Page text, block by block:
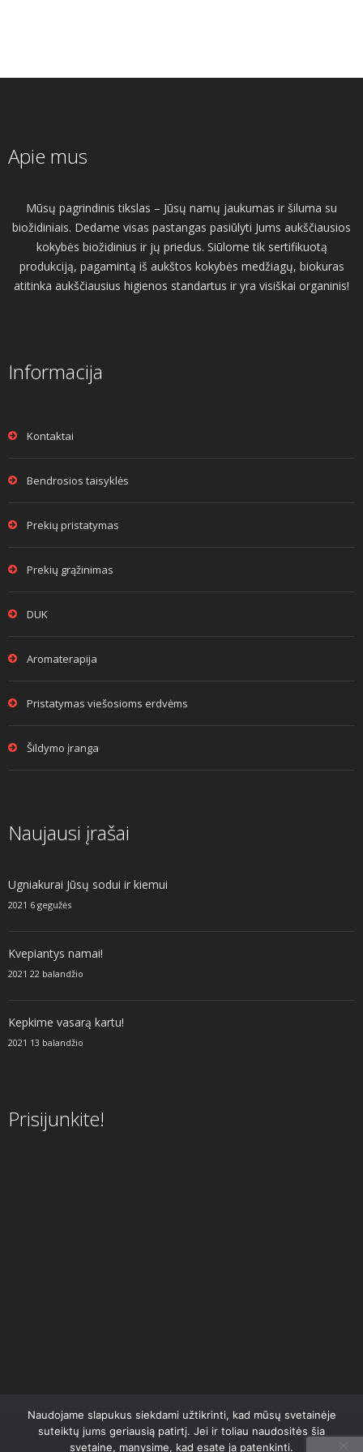
Apie mus
Mūsų pagrindinis tikslas – Jūsų namų jaukumas ir šiluma su
biožidiniais. Dedame visas pastangas pasiūlyti Jums aukščiausios
kokybės biožidinius ir jų priedus. Siūlome tik sertifikuotą
produkciją, pagamintą iš aukštos kokybės medžiagų, biokuras
atitinka aukščiausius higienos standartus ir yra visiškai organinis!
Informacija
Kontaktai
Bendrosios taisyklės
Prekių pristatymas
Prekių grąžinimas
DUK
Aromaterapija
Pristatymas viešosioms erdvėms
Šildymo įranga
Naujausi įrašai
Ugniakurai Jūsų sodui ir kiemui
2021 6 gegužės
Kvepiantys namai!
2021 22 balandžio
Kepkime vasarą kartu!
2021 13 balandžio
Prisijunkite!
Naudojame slapukus siekdami užtikrinti, kad mūsų svetainėje
suteiktų jums geriausią patirtį. Jei ir toliau naudositės šia
svetaine, manysime, kad esate ja patenkinti.